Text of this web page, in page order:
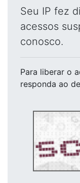
Seu IP fez
acessos
conosco.
Para liberar o
responda ao